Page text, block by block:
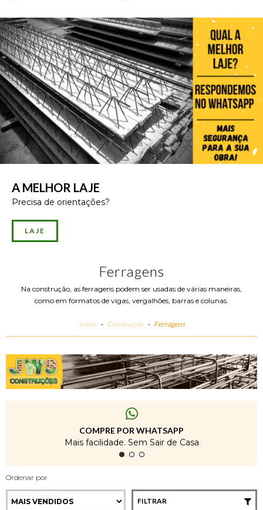
A MELHOR LAJE
Precisa de orientações?
LAJE
Ferragens
Na construção, as ferragens podem ser usadas de várias maneiras,
como em formatos de vigas, vergalhões, barras e colunas.
Início - Construção - Ferragens
COMPRE POR WHATSAPP
Mais facilidade. Sem Sair de Casa
Ordenar por
FILTRAR